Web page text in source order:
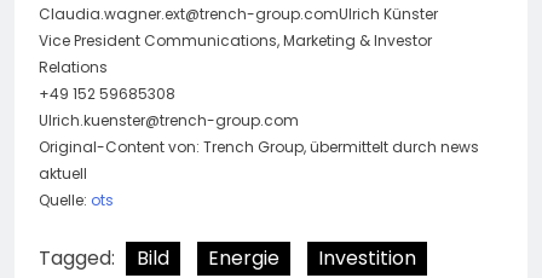
Claudia.wagner.ext@trench-group.comUlrich Künster
Vice President Communications, Marketing & Investor
Relations
+49 152 59685308
Ulrich.kuenster@trench-group.com
Original-Content von: Trench Group, übermittelt durch news
aktuell
Quelle: ots
Tagged: Bild Energie
Investition